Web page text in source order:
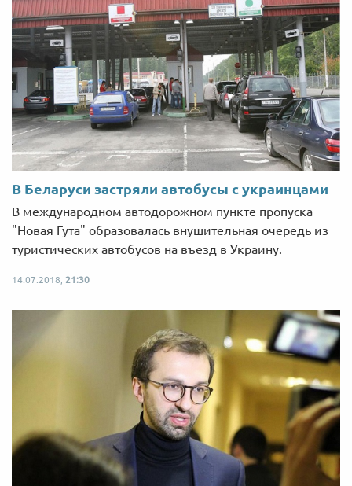
В Беларуси застряли автобусы с украинцами
В международном автодорожном пункте пропуска
"Новая Гута" образовалась внушительная очередь из
туристических автобусов на въезд в Украину.
14.07.2018, 21:30